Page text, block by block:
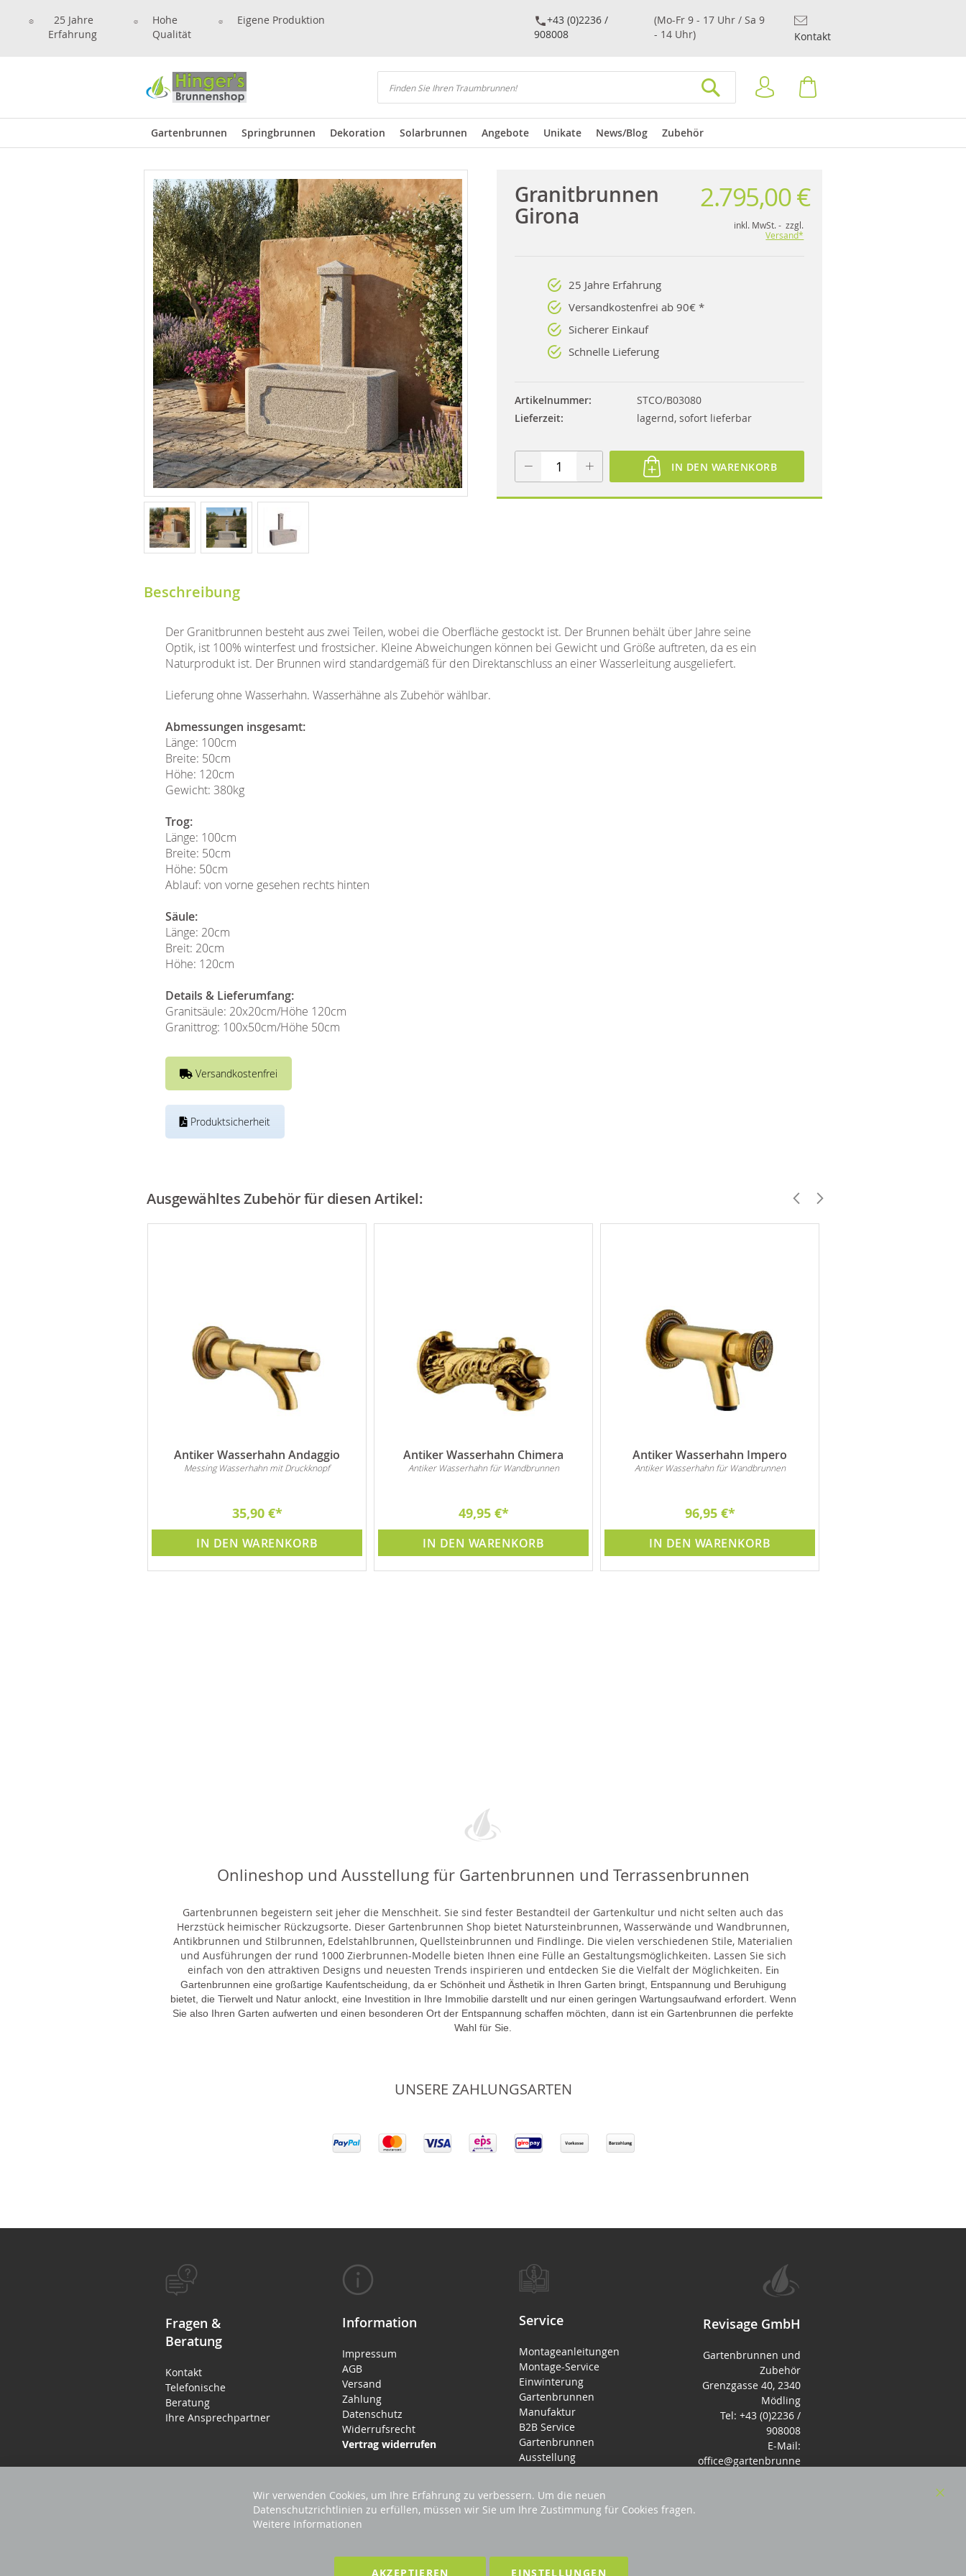
25 Jahre
Erfahrung
Hohe
Qualität
Eigene Produktion
+43 (0)2236 /
908008
(Mo-Fr 9 - 17 Uhr / Sa 9
- 14 Uhr)
Kontakt
Suchen
Anmelden
Gartenbrunnen Springbrunnen Dekoration Solarbrunnen Angebote Unikate News/Blog Zubehör
Granitbrunnen
Girona
2.795,00 €
inkl. MwSt. - zzgl.
Versand*
25 Jahre Erfahrung
Versandkostenfrei ab 90€ *
Sicherer Einkauf
Schnelle Lieferung
Artikelnummer
STCO/B03080
Lieferzeit
lagernd, sofort lieferbar
IN DEN WARENKORB
Beschreibung
Der Granitbrunnen besteht aus zwei Teilen, wobei die Oberfläche gestockt ist. Der Brunnen behält über Jahre seine
Optik, ist 100% winterfest und frostsicher. Kleine Abweichungen können bei Gewicht und Größe auftreten, da es ein
Naturprodukt ist. Der Brunnen wird standardgemäß für den Direktanschluss an einer Wasserleitung ausgeliefert.
Lieferung ohne Wasserhahn. Wasserhähne als Zubehör wählbar.
Abmessungen insgesamt:
Länge: 100cm
Breite: 50cm
Höhe: 120cm
Gewicht: 380kg
Trog:
Länge: 100cm
Breite: 50cm
Höhe: 50cm
Ablauf: von vorne gesehen rechts hinten
Säule:
Länge: 20cm
Breit: 20cm
Höhe: 120cm
Details & Lieferumfang:
Granitsäule: 20x20cm/Höhe 120cm
Granittrog: 100x50cm/Höhe 50cm
Versandkostenfrei
Produktsicherheit
Ausgewähltes Zubehör für diesen Artikel:
Antiker Wasserhahn Andaggio
Messing Wasserhahn mit Druckknopf
35,90 €
IN DEN WARENKORB
Antiker Wasserhahn Chimera
Antiker Wasserhahn für Wandbrunnen
49,95 €
IN DEN WARENKORB
Antiker Wasserhahn Impero
Antiker Wasserhahn für Wandbrunnen
96,95 €
IN DEN WARENKORB
Onlineshop und Ausstellung für Gartenbrunnen und Terrassenbrunnen
Gartenbrunnen begeistern seit jeher die Menschheit. Sie sind fester Bestandteil der Gartenkultur und nicht selten auch das
Herzstück heimischer Rückzugsorte. Dieser Gartenbrunnen Shop bietet Natursteinbrunnen, Wasserwände und Wandbrunnen,
Antikbrunnen und Stilbrunnen, Edelstahlbrunnen, Quellsteinbrunnen und Findlinge. Die vielen verschiedenen Stile, Materialien
und Ausführungen der rund 1000 Zierbrunnen-Modelle bieten Ihnen eine Fülle an Gestaltungsmöglichkeiten. Lassen Sie sich
einfach von den attraktiven Designs und neuesten Trends inspirieren und entdecken Sie die Vielfalt der Möglichkeiten. Ein
Gartenbrunnen eine großartige Kaufentscheidung, da er Schönheit und Ästhetik in Ihren Garten bringt, Entspannung und Beruhigung
bietet, die Tierwelt und Natur anlockt, eine Investition in Ihre Immobilie darstellt und nur einen geringen Wartungsaufwand erfordert. Wenn
Sie also Ihren Garten aufwerten und einen besonderen Ort der Entspannung schaffen möchten, dann ist ein Gartenbrunnen die perfekte
Wahl für Sie.
UNSERE ZAHLUNGSARTEN
Fragen &
Beratung
Kontakt
Telefonische
Beratung
Ihre Ansprechpartner
Information
Impressum
AGB
Versand
Zahlung
Datenschutz
Widerrufsrecht
Vertrag widerrufen
Service
Montageanleitungen
Montage-Service
Einwinterung
Gartenbrunnen
Manufaktur
B2B Service
Gartenbrunnen
Ausstellung
Revisage GmbH
Gartenbrunnen und
Zubehör
Grenzgasse 40, 2340
Mödling
Tel: +43 (0)2236 /
908008
E-Mail:
office@gartenbrunne
Wir verwenden Cookies, um Ihre Erfahrung zu verbessern. Um die neuen
Datenschutzrichtlinien zu erfüllen, müssen wir Sie um Ihre Zustimmung für Cookies fragen.
Weitere Informationen
AKZEPTIEREN EINSTELLUNGEN